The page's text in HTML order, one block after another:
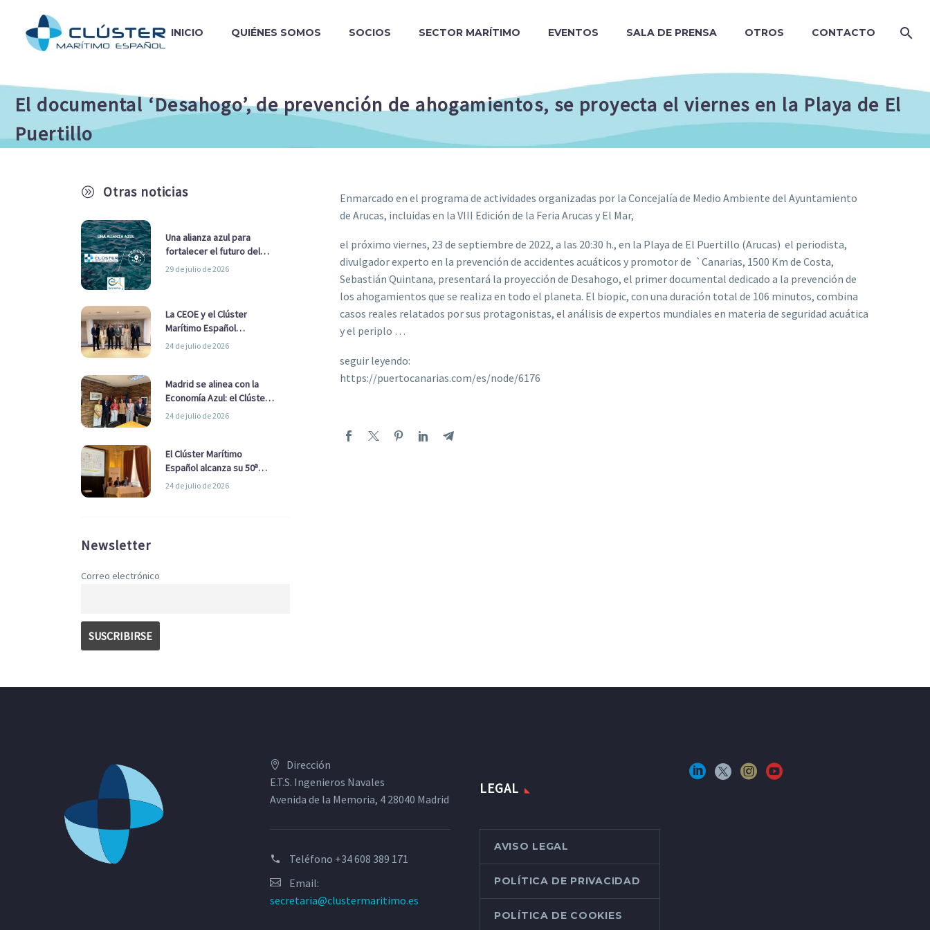
INICIO QUIÉNES SOMOS SOCIOS SECTOR MARÍTIMO EVENTOS SALA DE PRENSA OTROS CONTACTO
El documental ‘Desahogo’, de prevención de ahogamientos, se proyecta el viernes en la Playa de El
Puertillo
A Otras noticias
Una alianza azul para
fortalecer el futuro del
sector marítimo
29 de julio de 2026
La CEOE y el Clúster
Marítimo Español
refuerzan su alianza para
24 de julio de 2026
Madrid se alinea con la
Economía Azul: el Clúster
Marítimo Español y la Real
Ayuntamiento
24 de julio de 2026
El Clúster Marítimo
Español alcanza su 50ª
Asamblea reafirmando su
24 de julio de 2026
Newsletter
Correo electrónico
Enmarcado en el programa de actividades organizadas por la Concejalía de Medio Ambiente del Ayuntamiento
de Arucas, incluidas en la VIII Edición de la Feria Arucas y El Mar,
el próximo viernes, 23 de septiembre de 2022, a las 20:30 h., en la Playa de El Puertillo (Arucas) el periodista,
divulgador experto en la prevención de accidentes acuáticos y promotor de `Canarias, 1500 Km de Costa,
Sebastián Quintana, presentará la proyección de Desahogo, el primer documental dedicado a la prevención de
los ahogamientos que se realiza en todo el planeta. El biopic, con una duración total de 106 minutos, combina
casos reales relatados por sus protagonistas, el análisis de expertos mundiales en materia de seguridad acuática
y el periplo …
seguir leyendo:
https://puertocanarias.com/es/node/6176
Dirección
E.T.S. Ingenieros Navales
Avenida de la Memoria, 4 28040 Madrid
Teléfono +34 608 389 171
Email:
secretaria@clustermaritimo.es
LEGAL
AVISO LEGAL
POLÍTICA DE PRIVACIDAD
POLÍTICA DE COOKIES